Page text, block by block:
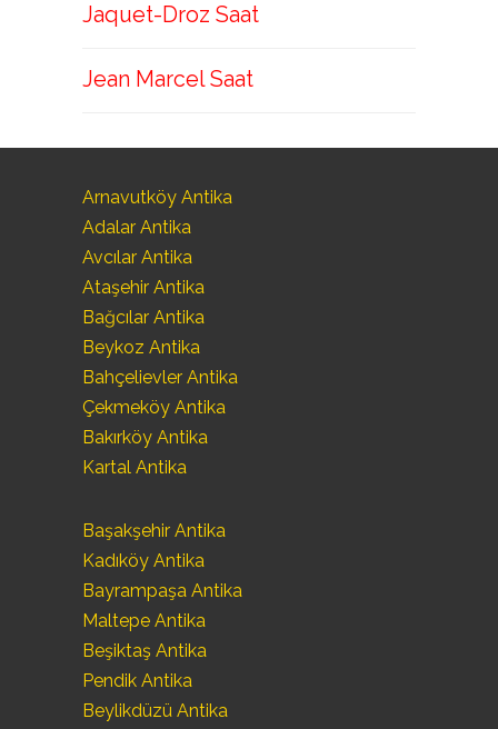
Jaquet-Droz Saat
Jean Marcel Saat
Arnavutköy Antika
Adalar Antika
Avcılar Antika
Ataşehir Antika
Bağcılar Antika
Beykoz Antika
Bahçelievler Antika
Çekmeköy Antika
Bakırköy Antika
Kartal Antika
Başakşehir Antika
Kadıköy Antika
Bayrampaşa Antika
Maltepe Antika
Beşiktaş Antika
Pendik Antika
Beylikdüzü Antika